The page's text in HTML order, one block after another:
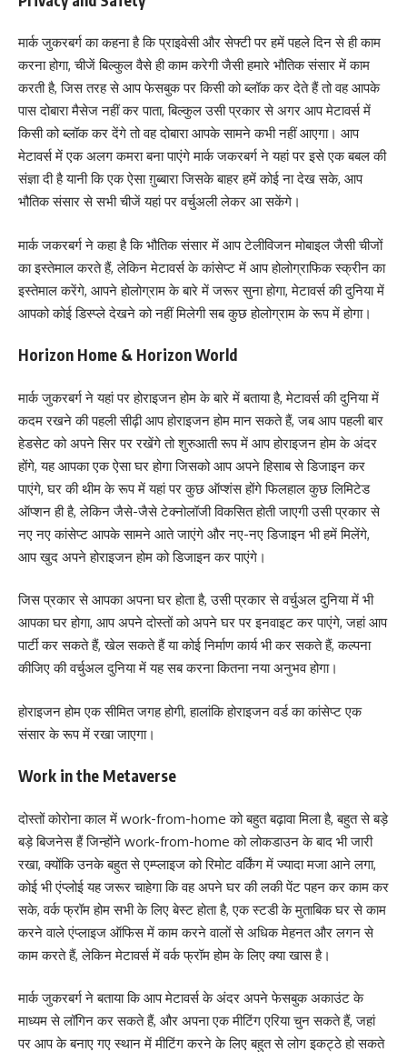
मार्क जुकरबर्ग का कहना है कि प्राइवेसी और सेफ्टी पर हमें पहले दिन से ही काम
करना होगा, चीजें बिल्कुल वैसे ही काम करेगी जैसी हमारे भौतिक संसार में काम
करती है, जिस तरह से आप फेसबुक पर किसी को ब्लॉक कर देते हैं तो वह आपके
पास दोबारा मैसेज नहीं कर पाता, बिल्कुल उसी प्रकार से अगर आप मेटावर्स में
किसी को ब्लॉक कर देंगे तो वह दोबारा आपके सामने कभी नहीं आएगा। आप
मेटावर्स में एक अलग कमरा बना पाएंगे मार्क जकरबर्ग ने यहां पर इसे एक बबल की
संज्ञा दी है यानी कि एक ऐसा ग़ुब्बारा जिसके बाहर हमें कोई ना देख सके, आप
भौतिक संसार से सभी चीजें यहां पर वर्चुअली लेकर आ सकेंगे।
मार्क जकरबर्ग ने कहा है कि भौतिक संसार में आप टेलीविजन मोबाइल जैसी चीजों
का इस्तेमाल करते हैं, लेकिन मेटावर्स के कांसेप्ट में आप होलोग्राफिक स्क्रीन का
इस्तेमाल करेंगे, आपने होलोग्राम के बारे में जरूर सुना होगा, मेटावर्स की दुनिया में
आपको कोई डिस्प्ले देखने को नहीं मिलेगी सब कुछ होलोग्राम के रूप में होगा।
Horizon Home & Horizon World
मार्क जुकरबर्ग ने यहां पर होराइजन होम के बारे में बताया है, मेटावर्स की दुनिया में
कदम रखने की पहली सीढ़ी आप होराइजन होम मान सकते हैं, जब आप पहली बार
हेडसेट को अपने सिर पर रखेंगे तो शुरुआती रूप में आप होराइजन होम के अंदर
होंगे, यह आपका एक ऐसा घर होगा जिसको आप अपने हिसाब से डिजाइन कर
पाएंगे, घर की थीम के रूप में यहां पर कुछ ऑप्शंस होंगे फिलहाल कुछ लिमिटेड
ऑप्शन ही है, लेकिन जैसे-जैसे टेक्नोलॉजी विकसित होती जाएगी उसी प्रकार से
नए नए कांसेप्ट आपके सामने आते जाएंगे और नए-नए डिजाइन भी हमें मिलेंगे,
आप खुद अपने होराइजन होम को डिजाइन कर पाएंगे।
जिस प्रकार से आपका अपना घर होता है, उसी प्रकार से वर्चुअल दुनिया में भी
आपका घर होगा, आप अपने दोस्तों को अपने घर पर इनवाइट कर पाएंगे, जहां आप
पार्टी कर सकते हैं, खेल सकते हैं या कोई निर्माण कार्य भी कर सकते हैं, कल्पना
कीजिए की वर्चुअल दुनिया में यह सब करना कितना नया अनुभव होगा।
होराइजन होम एक सीमित जगह होगी, हालांकि होराइजन वर्ड का कांसेप्ट एक
संसार के रूप में रखा जाएगा।
Work in the Metaverse
दोस्तों कोरोना काल में work-from-home को बहुत बढ़ावा मिला है, बहुत से बड़े
बड़े बिजनेस हैं जिन्होंने work-from-home को लोकडाउन के बाद भी जारी
रखा, क्योंकि उनके बहुत से एम्प्लाइज को रिमोट वर्किंग में ज्यादा मजा आने लगा,
कोई भी एंप्लोई यह जरूर चाहेगा कि वह अपने घर की लकी पेंट पहन कर काम कर
सके, वर्क फ्रॉम होम सभी के लिए बेस्ट होता है, एक स्टडी के मुताबिक घर से काम
करने वाले एंप्लाइज ऑफिस में काम करने वालों से अधिक मेहनत और लगन से
काम करते हैं, लेकिन मेटावर्स में वर्क फ्रॉम होम के लिए क्या खास है।
मार्क जुकरबर्ग ने बताया कि आप मेटावर्स के अंदर अपने फेसबुक अकाउंट के
माध्यम से लॉगिन कर सकते हैं, और अपना एक मीटिंग एरिया चुन सकते हैं, जहां
पर आप के बनाए गए स्थान में मीटिंग करने के लिए बहुत से लोग इकट्ठे हो सकते